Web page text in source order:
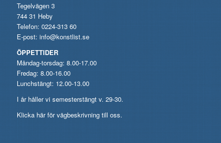
Tegelvägen 3
744 31 Heby
Telefon: 0224-313 60
E-post: info@konstlist.se
ÖPPETTIDER
Måndag-torsdag: 8.00-17.00
Fredag: 8.00-16.00
Lunchstängt: 12.00-13.00
I år håller vi semesterstängt v. 29-30.
Klicka här för vägbeskrivning till oss.